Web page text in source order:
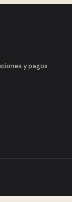
y pagos